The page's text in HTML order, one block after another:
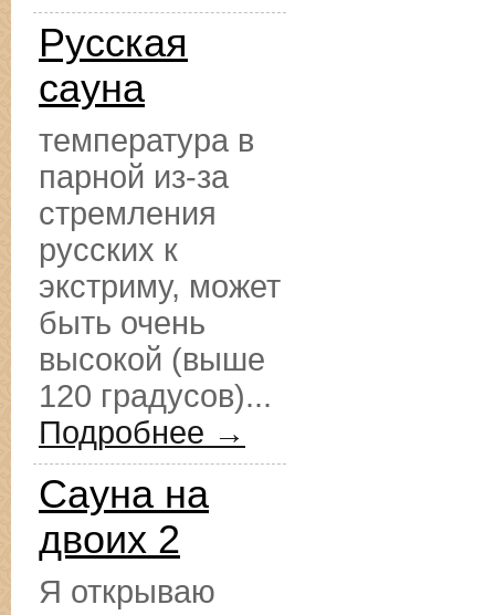
Русская
сауна
температура в
парной из-за
стремления
русских к
экстриму, может
быть очень
высокой (выше
120 градусов)...
Подробнее →
Сауна на
двоих 2
Я открываю